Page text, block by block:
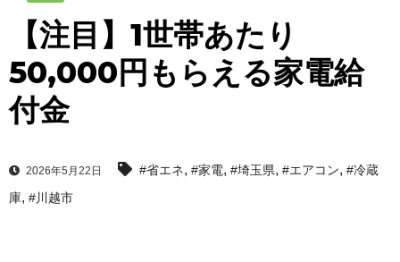
【注目】1世帯あたり
50,000円もらえる家電給
付金
2026年5月22日 #省エネ, #家電, #埼玉県, #エアコン, #冷蔵
庫, #川越市